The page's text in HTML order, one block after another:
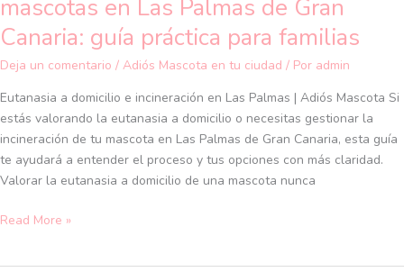
mascotas en Las Palmas de Gran
Canaria: guía práctica para familias
Deja un comentario / Adiós Mascota en tu ciudad / Por admin
Eutanasia a domicilio e incineración en Las Palmas | Adiós Mascota Si
estás valorando la eutanasia a domicilio o necesitas gestionar la
incineración de tu mascota en Las Palmas de Gran Canaria, esta guía
te ayudará a entender el proceso y tus opciones con más claridad.
Valorar la eutanasia a domicilio de una mascota nunca
práctica
para
familias
Read More »